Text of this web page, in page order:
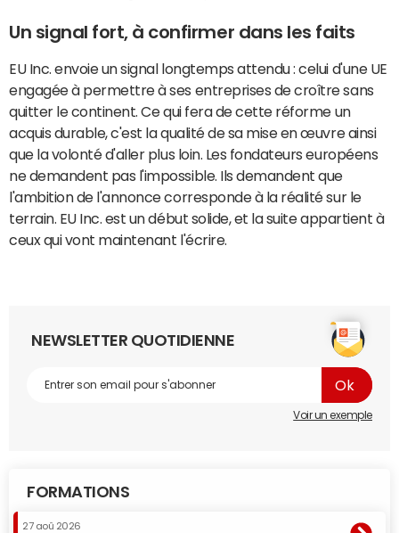
Un signal fort, à confirmer dans les faits
EU Inc. envoie un signal longtemps attendu : celui d'une UE
engagée à permettre à ses entreprises de croître sans
quitter le continent. Ce qui fera de cette réforme un
acquis durable, c'est la qualité de sa mise en œuvre ainsi
que la volonté d'aller plus loin. Les fondateurs européens
ne demandent pas l'impossible. Ils demandent que
l'ambition de l'annonce corresponde à la réalité sur le
terrain. EU Inc. est un début solide, et la suite appartient à
ceux qui vont maintenant l'écrire.
NEWSLETTER QUOTIDIENNE
Voir un exemple
FORMATIONS
27 aoû 2026